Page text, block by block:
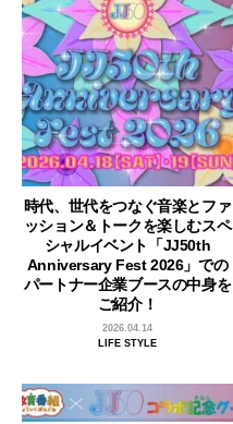
時代、世代をつなぐ音楽とファ
ッション＆トークを楽しむスペ
シャルイベント「JJ50th
Anniversary Fest 2026」での
パートナー企業ブースの中身を
ご紹介！
2026.04.14
LIFE STYLE